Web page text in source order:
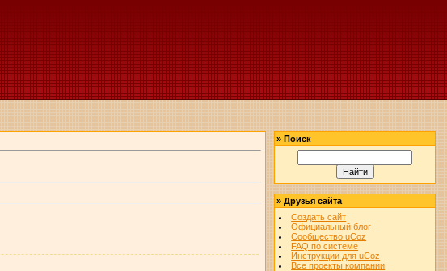
»Поиск
»Друзья сайта
Создать сайт
Официальный блог
Сообщество uCoz
FAQ по системе
Инструкции для uCoz
Все проекты компании